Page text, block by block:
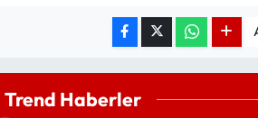
Trend Haberler